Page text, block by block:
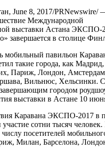
June 8, 2017/PRNewswire/
Международной
выставки Астана ЭКСПО-
завершается в столице
мобильный павильон
такие города, как Мадрид,
Париж, Лондон,
Вильнюс, Хельсинки.
городом
выставки в Астане 10
Каравана ЭКСПО-2017 в
сотни тысяч
посетителей
Милан, Барселона,